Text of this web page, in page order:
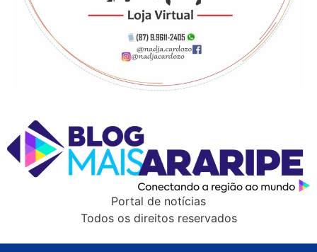
Portal de notícias
Todos os direitos reservados